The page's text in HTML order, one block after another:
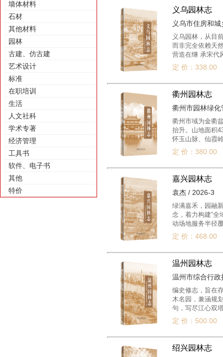
墙体材料
石材
其他材料
园林
古建、仿古建
艺术设计
标准
在职培训
生活
人文社科
学术专著
经济管理
工具书
软件、电子书
其他
特价
义乌园林志
义乌市住房和
义乌园林，从目
而非完全依赖天
营造在继 承宋代
木掩映成趣，颇
定 价：338.00
衢州园林志
衢州市园林绿
衢州市域为金衢
抬升。山地面积
怀玉山脉、仙霞
从福建浦城与江
占总面积的
特秀，亦名“芙蓉
名。只有开化例
定 价：380.00
嘉兴园林志
袁杰 / 2026-3
绿满嘉禾，园融
念，着力构建“全
动场地服务半径
中、园在城中”的
定 价：468.00
温州园林志
温州市综合行
编史修志，旨在
木名园，兼涵规
句，写尽江心双
借鉴与传承，提
定 价：500.00
绍兴园林志